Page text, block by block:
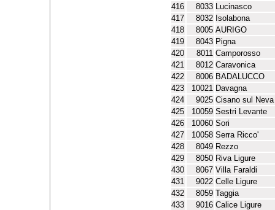
416
8033 Lucinasco
417
8032 Isolabona
418
8005 AURIGO
419
8043 Pigna
420
8011 Camporosso
421
8012 Caravonica
422
8006 BADALUCCO
423
10021 Davagna
424
9025 Cisano sul Neva
425
10059 Sestri Levante
426
10060 Sori
427
10058 Serra Ricco'
428
8049 Rezzo
429
8050 Riva Ligure
430
8067 Villa Faraldi
431
9022 Celle Ligure
432
8059 Taggia
433
9016 Calice Ligure